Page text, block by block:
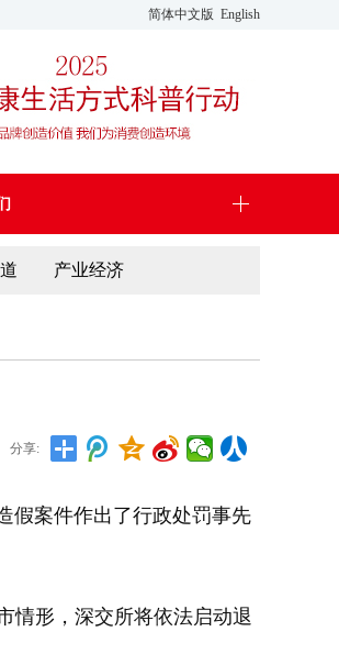
简体中文版 English
产业经济
分享:
假案件作出了行政处罚事先
形，深交所将依法启动退